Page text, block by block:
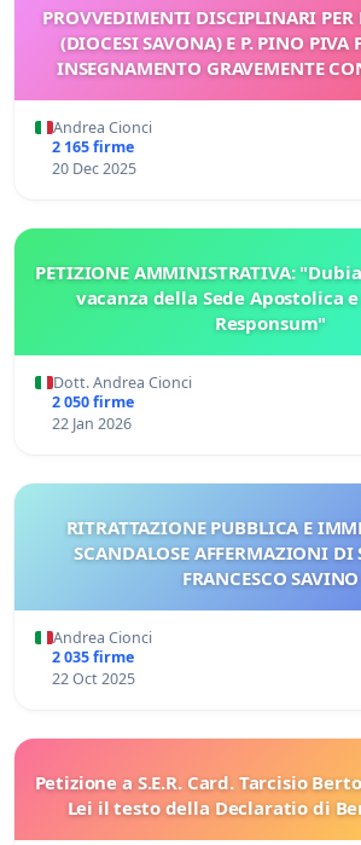
PROVVEDIMENTI DISCIPLINARI
(DIOCESI SAVONA) E P. PINO PIVA
INSEGNAMENTO GRAVEMENTE
Andrea Cionci
2 165 firme
20 Dec 2025
PETIZIONE AMMINISTRATIVA:
vacanza della Sede Apostolica
Responsum"
Dott. Andrea Cionci
2 050 firme
22 Jan 2026
RITRATTAZIONE PUBBLICA E
SCANDALOSE AFFERMAZIONI DI
FRANCESCO SAVINO
Andrea Cionci
2 035 firme
22 Oct 2025
Petizione a S.E.R. Card. Tarcisio
Lei il testo della Declaratio di